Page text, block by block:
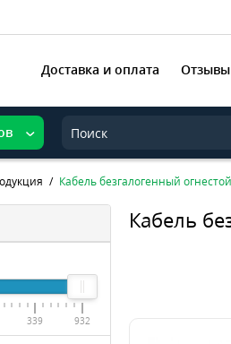
Доставка и оплата Отзывы
Кабель безгалогенный
339 932
Кабель